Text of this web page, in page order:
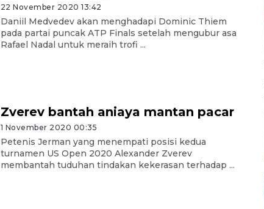
22 November 2020 13:42
Daniil Medvedev akan menghadapi Dominic Thiem
pada partai puncak ATP Finals setelah mengubur asa
Rafael Nadal untuk meraih trofi ...
Zverev bantah aniaya mantan pacar
1 November 2020 00:35
Petenis Jerman yang menempati posisi kedua
turnamen US Open 2020 Alexander Zverev
membantah tuduhan tindakan kekerasan terhadap ...